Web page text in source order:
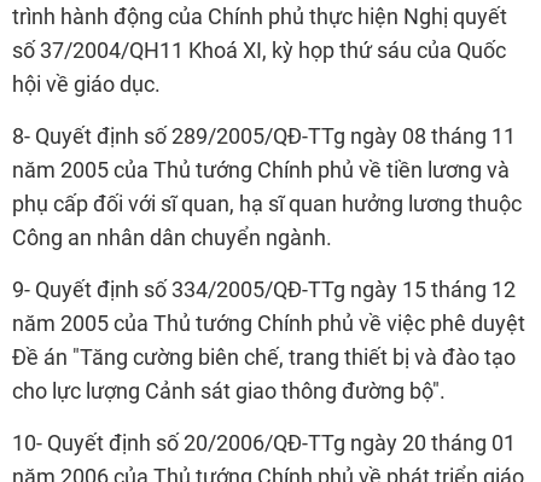
trình hành động của Chính phủ thực hiện Nghị quyết
số 37/2004/QH11 Khoá XI, kỳ họp thứ sáu của Quốc
hội về giáo dục.
8- Quyết định số 289/2005/QĐ-TTg ngày 08 tháng 11
năm 2005 của Thủ tướng Chính phủ về tiền lương và
phụ cấp đối với sĩ quan, hạ sĩ quan hưởng lương thuộc
Công an nhân dân chuyển ngành.
9- Quyết định số 334/2005/QĐ-TTg ngày 15 tháng 12
năm 2005 của Thủ tướng Chính phủ về việc phê duyệt
Đề án "Tăng cường biên chế, trang thiết bị và đào tạo
cho lực lượng Cảnh sát giao thông đường bộ".
10- Quyết định số 20/2006/QĐ-TTg ngày 20 tháng 01
năm 2006 của Thủ tướng Chính phủ về phát triển giáo